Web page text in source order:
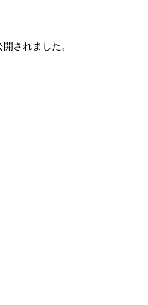
されました。